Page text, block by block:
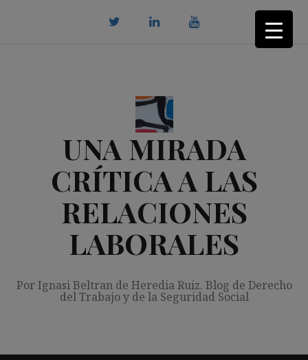
UNA MIRADA
CRÍTICA A LAS
RELACIONES
LABORALES
Por Ignasi Beltran de Heredia Ruiz. Blog de Derecho
del Trabajo y de la Seguridad Social